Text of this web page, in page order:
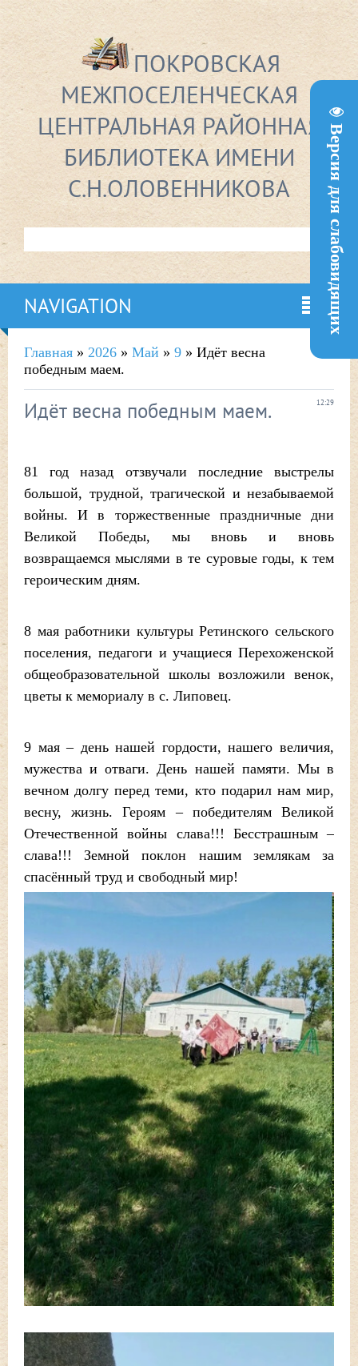
Версия для слабовидящих
ПОКРОВСКАЯ
МЕЖПОСЕЛЕНЧЕСКАЯ
ЦЕНТРАЛЬНАЯ РАЙОННАЯ
БИБЛИОТЕКА ИМЕНИ
С.Н.ОЛОВЕННИКОВА
NAVIGATION
Главная » 2026 » Май » 9 » Идёт весна
победным маем.
12:29
Идёт весна победным маем.
81 год назад отзвучали последние выстрелы
большой, трудной, трагической и незабываемой
войны. И в торжественные праздничные дни
Великой Победы, мы вновь и вновь
возвращаемся мыслями в те суровые годы, к тем
героическим дням.
8 мая работники культуры Ретинского сельского
поселения, педагоги и учащиеся Перехоженской
общеобразовательной школы возложили венок,
цветы к мемориалу в с. Липовец.
9 мая – день нашей гордости, нашего величия,
мужества и отваги. День нашей памяти. Мы в
вечном долгу перед теми, кто подарил нам мир,
весну, жизнь. Героям – победителям Великой
Отечественной войны слава!!! Бесстрашным –
слава!!! Земной поклон нашим землякам за
спасённый труд и свободный мир!